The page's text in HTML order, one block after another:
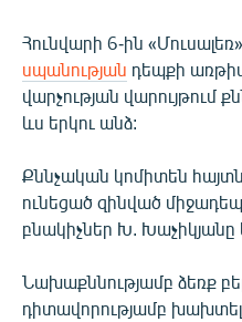
Հունվարի 6-ին
սպանության դեպքի
վարչության վարույթում
ևս երկու անձ:
Քննչական կոմիտեն
ունեցած զինված
բնակիչներ Խ.
Նախաքննությամբ ձեռք
դիտավորությամբ